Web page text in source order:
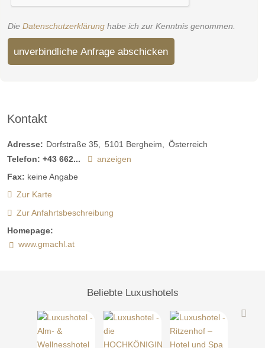
Die Datenschutzerklärung habe ich zur Kenntnis genommen.
unverbindliche Anfrage abschicken
Kontakt
Adresse: Dorfstraße 35 5101 Bergheim
Österreich
Telefon: +43 662...
anzeigen
Fax: keine Angabe
Zur Karte
Zur Anfahrtsbeschreibung
Homepage:
www.gmachl.at
Beliebte Luxushotels